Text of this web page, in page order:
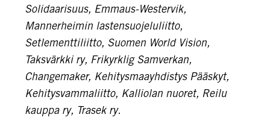
Solidaarisuus, Emmaus-Westervik,
Mannerheimin lastensuojeluliitto,
Setlementtiliitto, Suomen World Vision,
Taksvärkki ry, Frikyrklig Samverkan,
Changemaker, Kehitysmaayhdistys Pääskyt,
Kehitysvammaliitto, Kalliolan nuoret, Reilu
kauppa ry, Trasek ry.